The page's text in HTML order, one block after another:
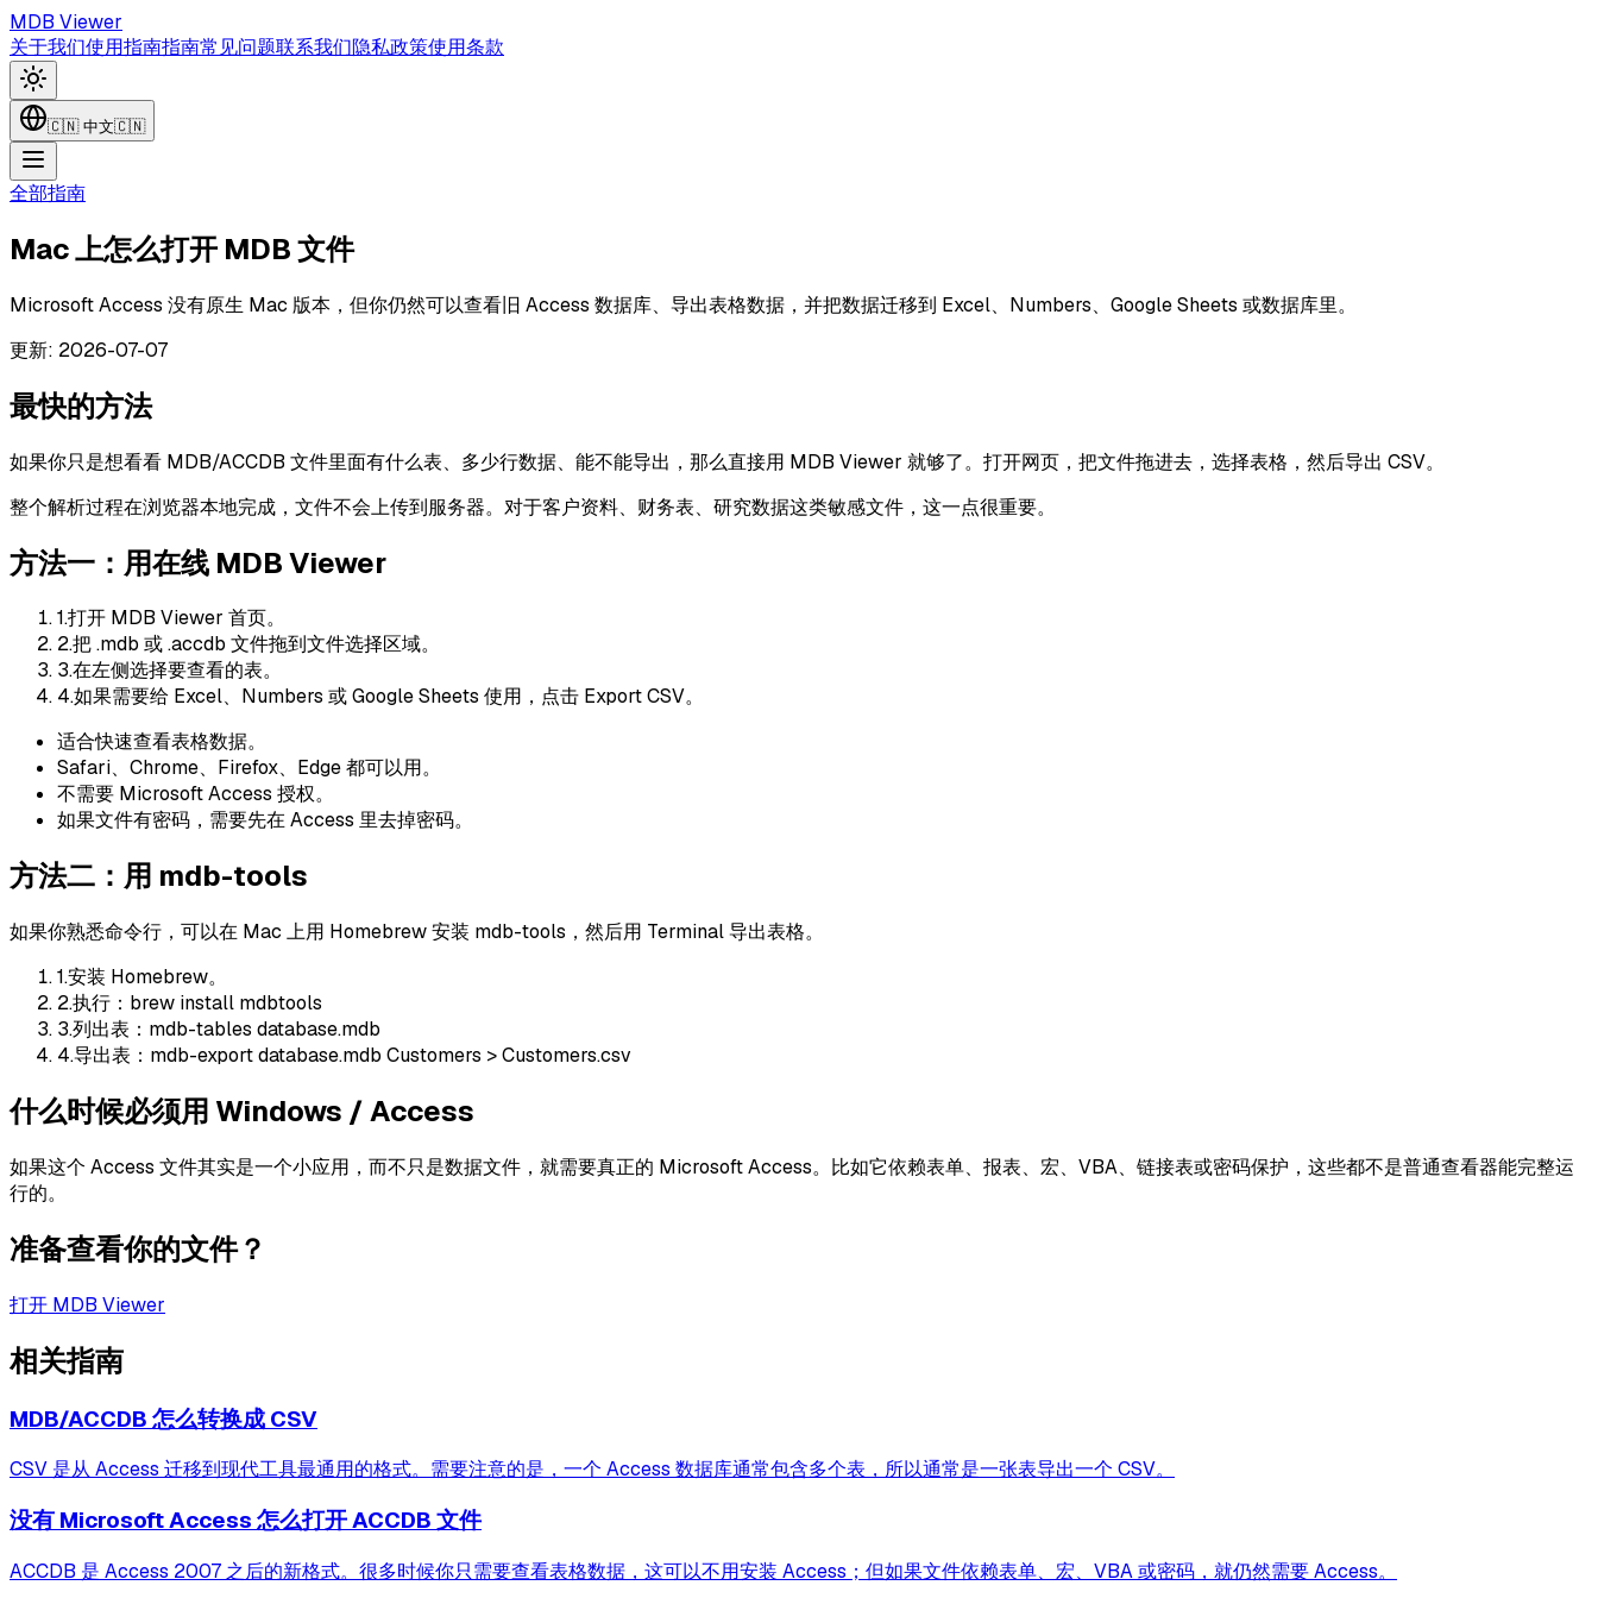
MDB Viewer
关于我们使用指南指南常见问题联系我们隐私政策使用条款
🇨🇳 中文🇨🇳
全部指南
Mac 上怎么打开 MDB 文件
Microsoft Access 没有原生 Mac 版本，但你仍然可以查看旧 Access 数据库、导出表格数据，并把数据迁移到 Excel、Numbers、Google Sheets 或数据库里。
更新: 2026-07-07
最快的方法
如果你只是想看看 MDB/ACCDB 文件里面有什么表、多少行数据、能不能导出，那么直接用 MDB Viewer 就够了。打开网页，把文件拖进去，选择表格，然后导出 CSV。
整个解析过程在浏览器本地完成，文件不会上传到服务器。对于客户资料、财务表、研究数据这类敏感文件，这一点很重要。
方法一：用在线 MDB Viewer
1.打开 MDB Viewer 首页。
2.把 .mdb 或 .accdb 文件拖到文件选择区域。
3.在左侧选择要查看的表。
4.如果需要给 Excel、Numbers 或 Google Sheets 使用，点击 Export CSV。
适合快速查看表格数据。
Safari、Chrome、Firefox、Edge 都可以用。
不需要 Microsoft Access 授权。
如果文件有密码，需要先在 Access 里去掉密码。
方法二：用 mdb-tools
如果你熟悉命令行，可以在 Mac 上用 Homebrew 安装 mdb-tools，然后用 Terminal 导出表格。
1.安装 Homebrew。
2.执行：brew install mdbtools
3.列出表：mdb-tables database.mdb
4.导出表：mdb-export database.mdb Customers > Customers.csv
什么时候必须用 Windows / Access
如果这个 Access 文件其实是一个小应用，而不只是数据文件，就需要真正的 Microsoft Access。比如它依赖表单、报表、宏、VBA、链接表或密码保护，这些都不是普通查看器能完整运
行的。
准备查看你的文件？
打开 MDB Viewer
相关指南
MDB/ACCDB 怎么转换成 CSV
CSV 是从 Access 迁移到现代工具最通用的格式。需要注意的是，一个 Access 数据库通常包含多个表，所以通常是一张表导出一个 CSV。
没有 Microsoft Access 怎么打开 ACCDB 文件
ACCDB 是 Access 2007 之后的新格式。很多时候你只需要查看表格数据，这可以不用安装 Access；但如果文件依赖表单、宏、VBA 或密码，就仍然需要 Access。